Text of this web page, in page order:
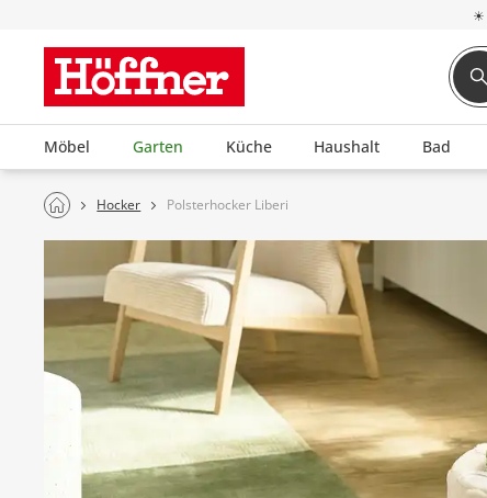
☀
Möbel Garten Küche Haushalt Bad
Hocker Polsterhocker Liberi